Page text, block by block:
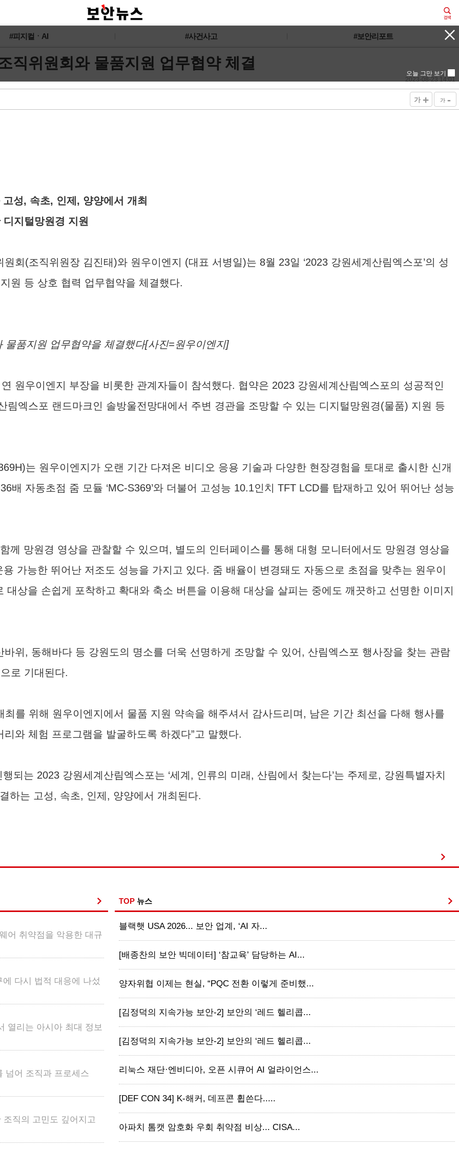
#피지컬ㆍAI #사건사고 #보안리포트
직위원회와 물품지원 업무협약 체결
2023-08-23 14:01
가 + 가 -
성, 속초, 인제, 양양에서 개최
지털망원경 지원
회(조직위원장 김진태)와 원우이엔지 (대표 서병일)는 8월 23일 ‘2023 강원세계산림엑스포’의 성
원 등 상호 협력 업무협약을 체결했다.
품지원 업무협약을 체결했다[사진=원우이엔지]
원우이엔지 부장을 비롯한 관계자들이 참석했다. 협약은 2023 강원세계산림엑스포의 성공적인
엑스포 랜드마크인 솔방울전망대에서 주변 경관을 조망할 수 있는 디지털망원경(물품) 지원 등
는 원우이엔지가 오랜 기간 다져온 비디오 응용 기술과 다양한 현장경험을 토대로 출시한 신개
배 자동초점 줌 모듈 ‘MC-S369’와 더불어 고성능 10.1인치 TFT LCD를 탑재하고 있어 뛰어난 성능
께 망원경 영상을 관찰할 수 있으며, 별도의 인터페이스를 통해 대형 모니터에서도 망원경 영상을
가능한 뛰어난 저조도 성능을 가지고 있다. 줌 배율이 변경돼도 자동으로 초점을 맞추는 원우이
상을 손쉽게 포착하고 확대와 축소 버튼을 이용해 대상을 살피는 중에도 깨끗하고 선명한 이미지
위, 동해바다 등 강원도의 명소를 더욱 선명하게 조망할 수 있어, 산림엑스포 행사장을 찾는 관람
로 기대된다.
를 위해 원우이엔지에서 물품 지원 약속을 해주셔서 감사드리며, 남은 기간 최선을 다해 행사를
와 체험 프로그램을 발굴하도록 하겠다”고 말했다.
되는 2023 강원세계산림엑스포는 ‘세계, 인류의 미래, 산림에서 찾는다’는 주제로, 강원특별자치
하는 고성, 속초, 인제, 양양에서 개최된다.
어 취약점을 악용한 대규
다시 법적 대응에 나섰
열리는 아시아 최대 정보
넘어 조직과 프로세스
직의 고민도 깊어지고
TOP 뉴스
블랙햇 USA 2026... 보안 업계, ‘AI 자...
[배종찬의 보안 빅데이터] ‘참교육’ 담당하는 AI...
양자위협 이제는 현실, “PQC 전환 이렇게 준비했...
[김정덕의 지속가능 보안-2] 보안의 ‘레드 헬리콥...
[김정덕의 지속가능 보안-2] 보안의 ‘레드 헬리콥...
리눅스 재단·엔비디아, 오픈 시큐어 AI 얼라이언스...
[DEF CON 34] K-해커, 데프콘 휩쓴다.....
아파치 톰캣 암호화 우회 취약점 비상... CISA...
오늘 그만 보기